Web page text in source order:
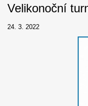
Velikonoční
24. 3. 2022